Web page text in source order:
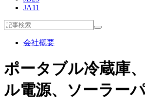
JA11
会社概要
ポータブル冷蔵庫
ル電源、ソーラー